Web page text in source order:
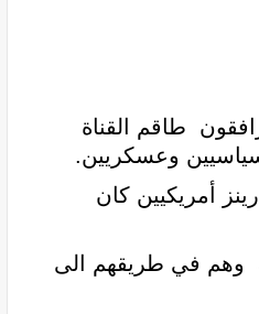
طاقم القناة
وعسكريين.
أمريكيين كان
وهم في طريقهم الى